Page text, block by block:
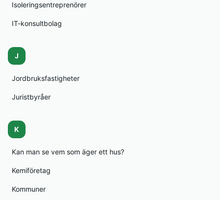
Isoleringsentreprenörer
IT-konsultbolag
J
Jordbruksfastigheter
Juristbyråer
K
Kan man se vem som äger ett hus?
Kemiföretag
Kommuner